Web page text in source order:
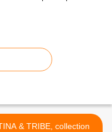
& TRIBE, collection